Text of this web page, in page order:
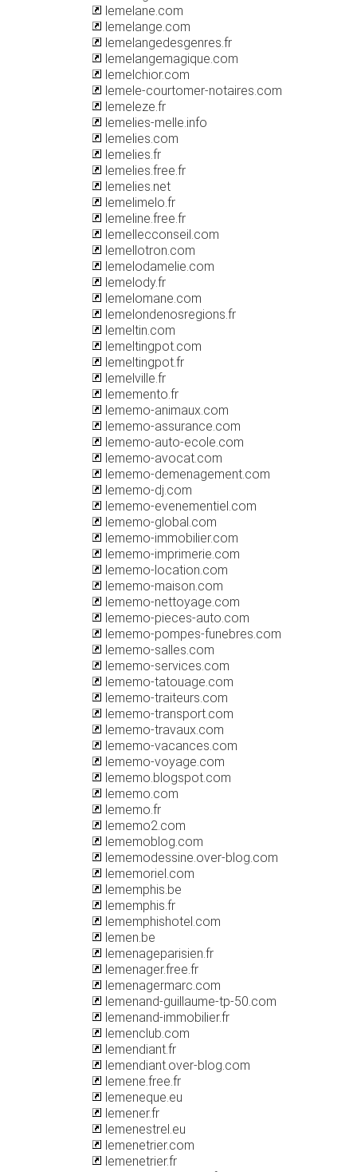
lemelane.com
lemelange.com
lemelangedesgenres.fr
lemelangemagique.com
lemelchior.com
lemele-courtomer-notaires.com
lemeleze.fr
lemelies-melle.info
lemelies.com
lemelies.fr
lemelies.free.fr
lemelies.net
lemelimelo.fr
lemeline.free.fr
lemellecconseil.com
lemellotron.com
lemelodamelie.com
lemelody.fr
lemelomane.com
lemelondenosregions.fr
lemeltin.com
lemeltingpot.com
lemeltingpot.fr
lemelville.fr
lememento.fr
lememo-animaux.com
lememo-assurance.com
lememo-auto-ecole.com
lememo-avocat.com
lememo-demenagement.com
lememo-dj.com
lememo-evenementiel.com
lememo-global.com
lememo-immobilier.com
lememo-imprimerie.com
lememo-location.com
lememo-maison.com
lememo-nettoyage.com
lememo-pieces-auto.com
lememo-pompes-funebres.com
lememo-salles.com
lememo-services.com
lememo-tatouage.com
lememo-traiteurs.com
lememo-transport.com
lememo-travaux.com
lememo-vacances.com
lememo-voyage.com
lememo.blogspot.com
lememo.com
lememo.fr
lememo2.com
lememoblog.com
lememodessine.over-blog.com
lememoriel.com
lememphis.be
lememphis.fr
lememphishotel.com
lemen.be
lemenageparisien.fr
lemenager.free.fr
lemenagermarc.com
lemenand-guillaume-tp-50.com
lemenand-immobilier.fr
lemenclub.com
lemendiant.fr
lemendiant.over-blog.com
lemene.free.fr
lemeneque.eu
lemener.fr
lemenestrel.eu
lemenetrier.com
lemenetrier.fr